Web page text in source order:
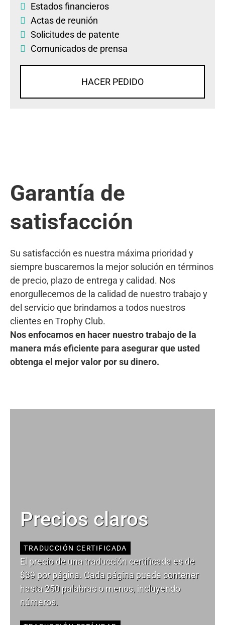
Estados financieros
Actas de reunión
Solicitudes de patente
Comunicados de prensa
HACER PEDIDO
Garantía de
satisfacción
Su satisfacción es nuestra máxima prioridad y
siempre buscaremos la mejor solución en términos
de precio, plazo de entrega y calidad. Nos
enorgullecemos de la calidad de nuestro trabajo y
del servicio que brindamos a todos nuestros
clientes en Trophy Club.
Nos enfocamos en hacer nuestro trabajo de la
manera más eficiente para asegurar que usted
obtenga el mejor valor por su dinero.
Precios claros
TRADUCCIÓN CERTIFICADA
El precio de una traducción certificada es de
$39 por página. Cada página puede contener
hasta 250 palabras o menos, incluyendo
números.